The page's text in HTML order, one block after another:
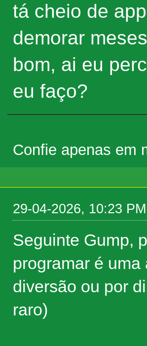
tá cheio de
demorar
bom, ai eu
eu faço?
Confie apenas em
29-04-2026, 10:23 PM
Seguinte Gump,
programar é
diversão ou por
raro)